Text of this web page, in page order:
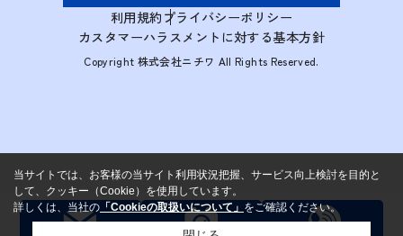
利用規約プライバシーポリシー
カスタマーハラスメントに対する基本方針
Copyright 株式会社ニチワ All Rights Reserved.
当サイトでは、お客様の当サイト利用状況把握、サービス向上検討を目的と
して、クッキー（Cookie）を使用しています。
詳しくは、当社の 「Cookieの取扱いについて」 をご確認ください。